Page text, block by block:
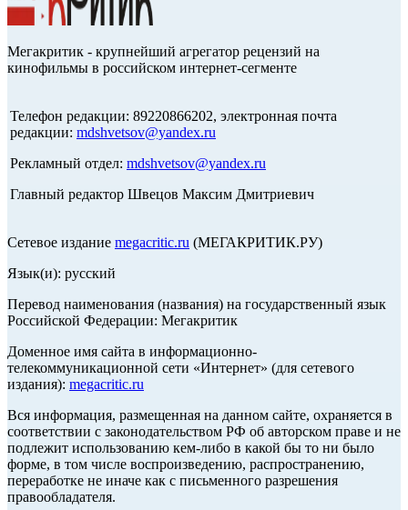
Мегакритик - крупнейший агрегатор рецензий на
кинофильмы в российском интернет-сегменте
Телефон редакции: 89220866202, электронная почта
редакции: mdshvetsov@yandex.ru
Рекламный отдел: mdshvetsov@yandex.ru
Главный редактор Швецов Максим Дмитриевич
Сетевое издание megacritic.ru (МЕГАКРИТИК.РУ)
Язык(и): русский
Перевод наименования (названия) на государственный язык
Российской Федерации: Мегакритик
Доменное имя сайта в информационно-
телекоммуникационной сети «Интернет» (для сетевого
издания): megacritic.ru
Вся информация, размещенная на данном сайте, охраняется в
соответствии с законодательством РФ об авторском праве и не
подлежит использованию кем-либо в какой бы то ни было
форме, в том числе воспроизведению, распространению,
переработке не иначе как с письменного разрешения
правообладателя.